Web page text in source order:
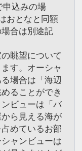
申込みの場
おとなと同額
合は別途記
眺望について
す。オーシャ
場合は「海辺
ることができ
ビューは「バ
ら見える海が
めているお部
ャンビューは